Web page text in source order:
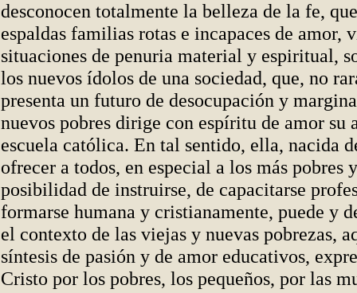
desconocen totalmente la belleza de la fe,
espaldas familias rotas e incapaces de amor,
situaciones de penuria material y espiritual,
los nuevos ídolos de una sociedad, que, no
presenta un futuro de desocupación y
nuevos pobres dirige con espíritu de amor su
escuela católica. En tal sentido, ella, nacida
ofrecer a todos, en especial a los más pobres
posibilidad de instruirse, de capacitarse
formarse humana y cristianamente, puede y
el contexto de las viejas y nuevas pobrezas,
síntesis de pasión y de amor educativos,
Cristo por los pobres, los pequeños, por las